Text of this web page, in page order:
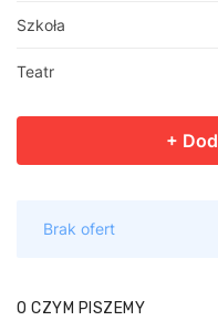
Szkoła
Teatr
O CZYM PISZEMY